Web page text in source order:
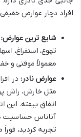
افراد دچار عوارض
شایع ترین عوارض:
تهوع، استفراغ،
معمولاً موقتی و
عوارض نادر: در
مثل خارش، راش
اتفاق بیفته. این
آناناس حساسیت
تجربه کردید،